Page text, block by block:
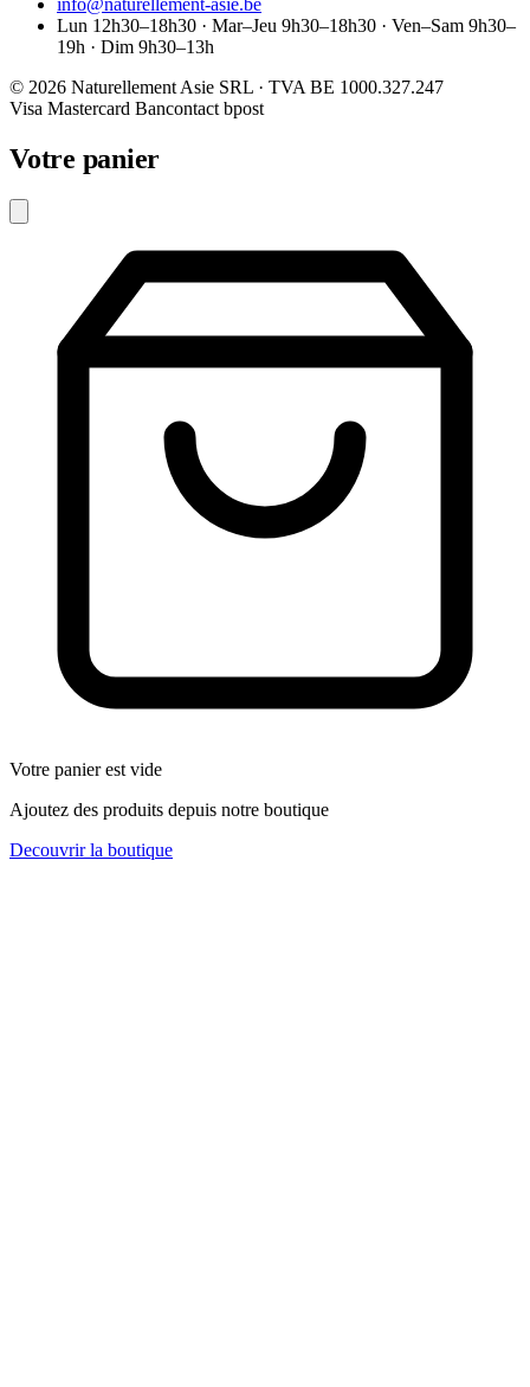
Lun 12h30–18h30 · Mar–Jeu 9h30–18h30 · Ven–Sam 9h30–
19h · Dim 9h30–13h
© 2026 Naturellement Asie SRL · TVA BE 1000.327.247
Visa Mastercard Bancontact bpost
Votre panier
Votre panier est vide
Ajoutez des produits depuis notre boutique
Decouvrir la boutique